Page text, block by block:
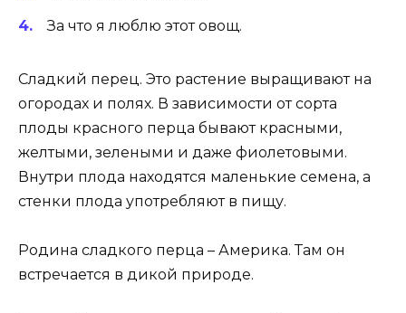
За что я люблю этот овощ.
Сладкий перец. Это растение выращивают на
огородах и полях. В зависимости от сорта
плоды красного перца бывают красными,
желтыми, зелеными и даже фиолетовыми.
Внутри плода находятся маленькие семена, а
стенки плода употребляют в пищу.
Родина сладкого перца – Америка. Там он
встречается в дикой природе.